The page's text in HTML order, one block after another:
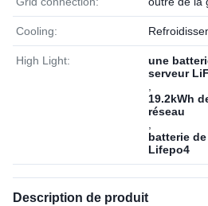
Cooling:
High Light:
une
serveur
19.2kWh
réseau
batterie
Lifepo4
Description de produit